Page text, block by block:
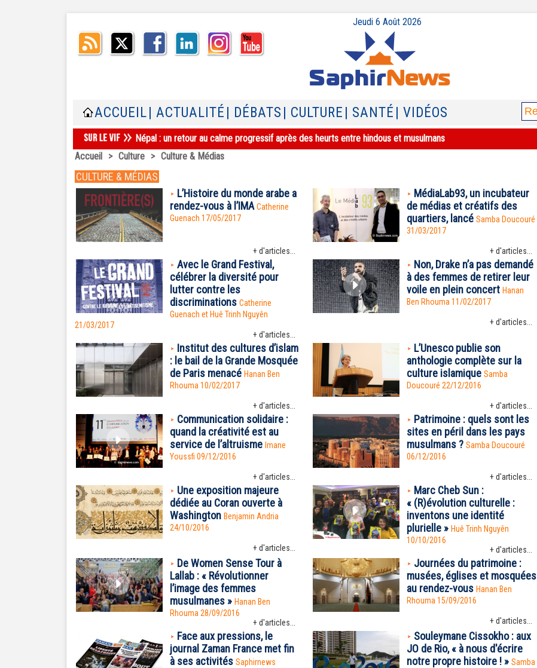
Jeudi 6 Août 2026
ACCUEIL | ACTUALITÉ | DÉBATS | CULTURE | SANTÉ | VIDÉOS
Népal : un retour au calme progressif après des heurts entre hindous et musulmans
Accueil > Culture > Culture & Médias
CULTURE & MÉDIAS
L’Histoire du monde arabe a
rendez-vous à l’IMA Catherine
Guenach 17/05/2017
+ d'articles...
MédiaLab93, un incubateur
de médias et créatifs des
quartiers, lancé Samba Doucouré
31/03/2017
+ d'articles...
Avec le Grand Festival,
célébrer la diversité pour
lutter contre les
discriminations Catherine
Guenach et Huê Trinh Nguyên
21/03/2017
+ d'articles...
Non, Drake n’a pas demandé
à des femmes de retirer leur
voile en plein concert Hanan
Ben Rhouma 11/02/2017
+ d'articles...
Institut des cultures d’islam
: le bail de la Grande Mosquée
de Paris menacé Hanan Ben
Rhouma 10/02/2017
+ d'articles...
L’Unesco publie son
anthologie complète sur la
culture islamique Samba
Doucouré 22/12/2016
+ d'articles...
Communication solidaire :
quand la créativité est au
service de l’altruisme Imane
Youssfi 09/12/2016
+ d'articles...
Patrimoine : quels sont les
sites en péril dans les pays
musulmans ? Samba Doucouré
06/12/2016
+ d'articles...
Une exposition majeure
dédiée au Coran ouverte à
Washington Benjamin Andria
24/10/2016
+ d'articles...
Marc Cheb Sun :
« (R)évolution culturelle :
inventons une identité
plurielle » Huê Trinh Nguyên
10/10/2016
+ d'articles...
De Women Sense Tour à
Lallab : « Révolutionner
l’image des femmes
musulmanes » Hanan Ben
Rhouma 28/09/2016
+ d'articles...
Journées du patrimoine :
musées, églises et mosquées
au rendez-vous Hanan Ben
Rhouma 15/09/2016
+ d'articles...
Face aux pressions, le
journal Zaman France met fin
à ses activités Saphirnews
Souleymane Cissokho : aux
JO de Rio, « à nous d'écrire
notre propre histoire ! » Samba